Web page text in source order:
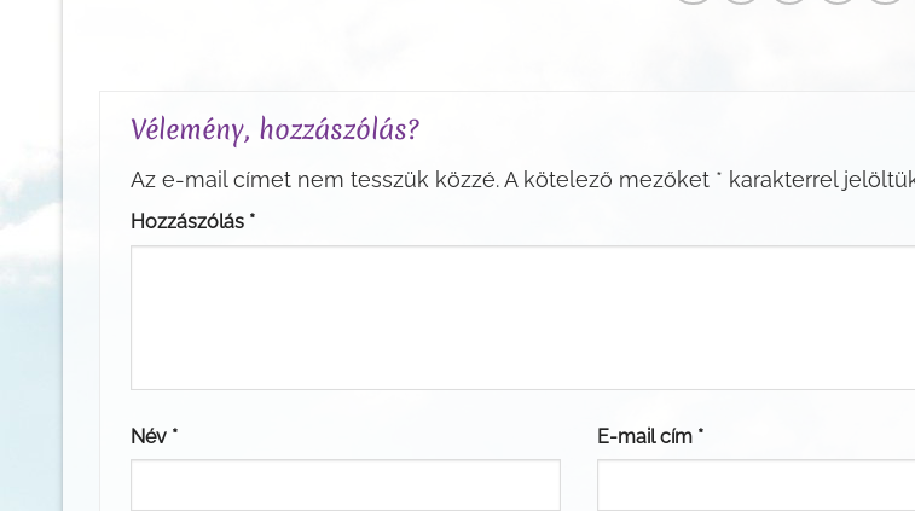
Vélemény, hozzászólás?
Az e-mail címet nem tesszük közzé.A kötelező mezőket * karakterrel
Hozzászólás *
Név * E-mail cím *